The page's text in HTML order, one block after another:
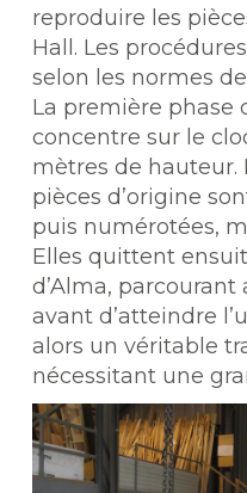
reproduire les
Hall. Les
selon les normes
La première phase
concentre sur le
mètres de hauteur.
pièces d’origine
puis numérotées,
Elles quittent
d’Alma,
avant d’atteindre
alors un véritable
nécessitant une